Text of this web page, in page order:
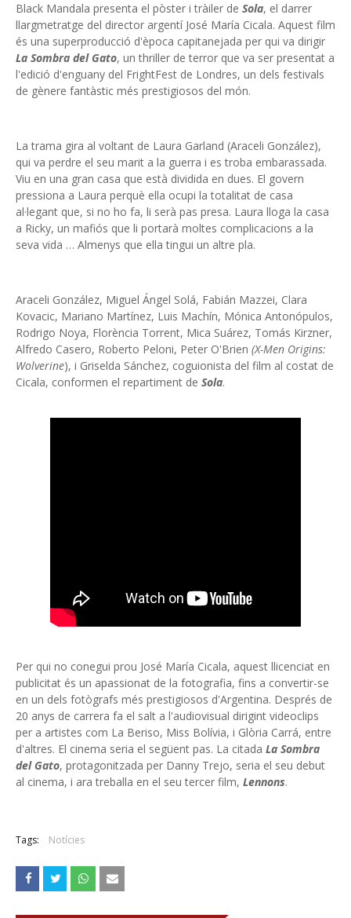
Black Mandala presenta el pòster i tràiler de Sola, el darrer
llargmetratge del director argentí José María Cicala. Aquest film
és una superproducció d'època capitanejada per qui va dirigir
La Sombra del Gato, un thriller de terror que va ser presentat a
l'edició d'enguany del FrightFest de Londres, un dels festivals
de gènere fantàstic més prestigiosos del món.
La trama gira al voltant de Laura Garland (Araceli González),
qui va perdre el seu marit a la guerra i es troba embarassada.
Viu en una gran casa que està dividida en dues. El govern
pressiona a Laura perquè ella ocupi la totalitat de casa
al·legant que, si no ho fa, li serà pas presa. Laura lloga la casa
a Ricky, un mafiós que li portarà moltes complicacions a la
seva vida … Almenys que ella tingui un altre pla.
Araceli González, Miguel Ángel Solá, Fabián Mazzei, Clara
Kovacic, Mariano Martínez, Luis Machín, Mónica Antonópulos,
Rodrigo Noya, Florència Torrent, Mica Suárez, Tomás Kirzner,
Alfredo Casero, Roberto Peloni, Peter O'Brien (X-Men Origins:
Wolverine), i Griselda Sánchez, coguionista del film al costat de
Cicala, conformen el repartiment de Sola.
Per qui no conegui prou José María Cicala, aquest llicenciat en
publicitat és un apassionat de la fotografia, fins a convertir-se
en un dels fotògrafs més prestigiosos d'Argentina. Després de
20 anys de carrera fa el salt a l'audiovisual dirigint videoclips
per a artistes com La Beriso, Miss Bolívia, i Glòria Carrá, entre
d'altres. El cinema seria el següent pas. La citada La Sombra
del Gato, protagonitzada per Danny Trejo, seria el seu debut
al cinema, i ara treballa en el seu tercer film, Lennons.
Tags: Notícies